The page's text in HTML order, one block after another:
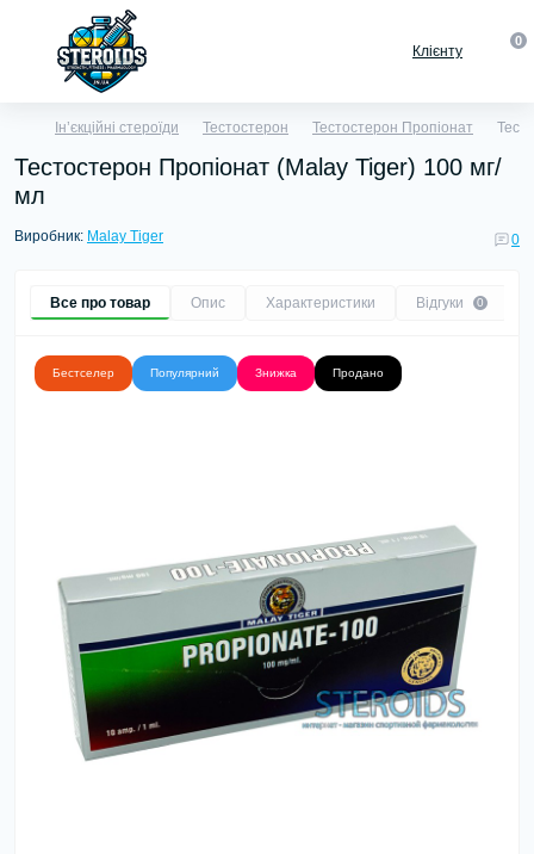
Клієнту
0
Ін’єкційні стероїди Тестостерон Тестостерон Пропіонат
Тестостерон Пропіонат (Malay Tiger) 100 мг/
мл
Виробник: Malay Tiger 0
Все про товар Опис Характеристики Відгуки 0
Бестселер Популярний Знижка Продано